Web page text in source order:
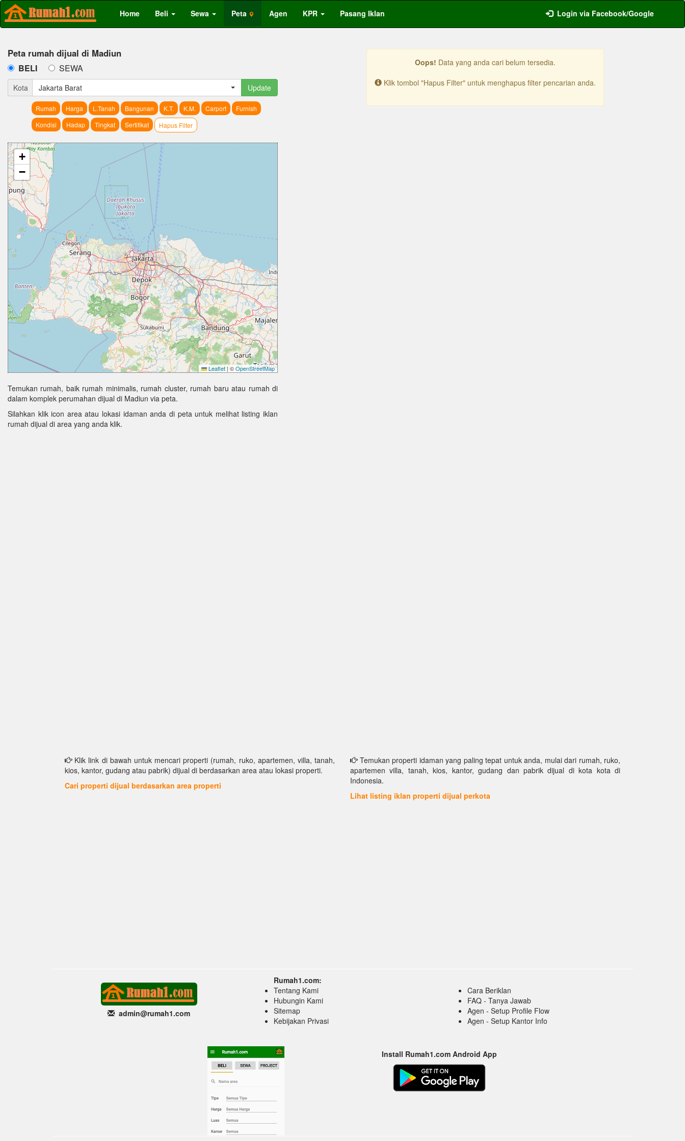
Home Beli Sewa Peta Agen KPR Pasang Iklan Login via Facebook/Google
Peta rumah dijual di Madiun
BELI SEWA
Kota Jakarta Barat Update
Rumah Harga L.Tanah Bangunan K.T. K.M. Carport
Furnish
Kondisi
Hadap Tingkat Sertifikat Hapus Filter
+
−
Leaflet | ©OpenStreetMap
Temukan rumah, baik rumah minimalis, rumah cluster, rumah baru atau rumah di
dalam komplek perumahan dijual di Madiun via peta.
Silahkan klik icon area atau lokasi idaman anda di peta untuk melihat listing iklan
rumah dijual di area yang anda klik.
Oops! Data yang anda cari belum tersedia.
Klik tombol "Hapus Filter" untuk menghapus filter pencarian anda.
Klik link di bawah untuk mencari properti (rumah, ruko, apartemen, villa, tanah,
kios, kantor, gudang atau pabrik) dijual di berdasarkan area atau lokasi properti.
Cari properti dijual berdasarkan area properti
Temukan properti idaman yang paling tepat untuk anda, mulai dari rumah, ruko,
apartemen villa, tanah, kios, kantor, gudang dan pabrik dijual di kota kota di
Indonesia.
Lihat listing iklan properti dijual perkota
admin@rumah1.com
Rumah1.com:
Tentang Kami
Hubungin Kami
Sitemap
Kebijakan Privasi
Cara Beriklan
FAQ - Tanya Jawab
Agen - Setup Profile Flow
Agen - Setup Kantor Info
Install Rumah1.com Android App